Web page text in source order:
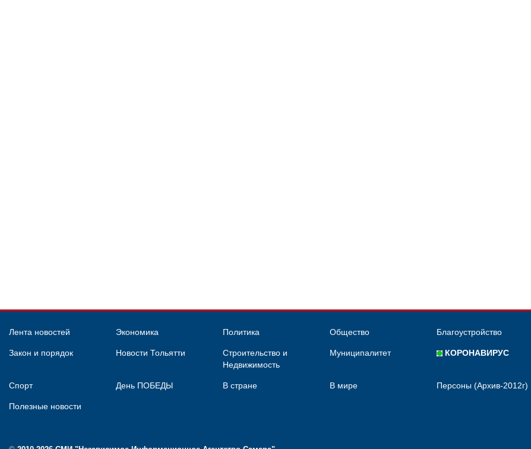
Лента новостей Экономика Политика Общество Благоустройство
Закон и порядок Новости Тольятти
Строительство и
Недвижимость
Муниципалитет КОРОНАВИРУС
Спорт День ПОБЕДЫ В стране В мире Персоны (Архив-2012г)
Полезные новости